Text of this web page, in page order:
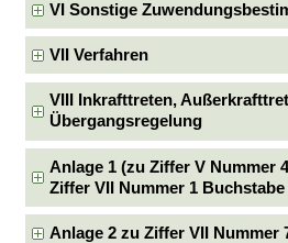
VI Sonstige
VII Verfahren
VIII Inkrafttreten,
Übergangsregelung
Anlage 1 (zu Ziffer V Nummer
Ziffer VII Nummer 1 Buchstabe
Anlage 2 zu Ziffer VII Nummer